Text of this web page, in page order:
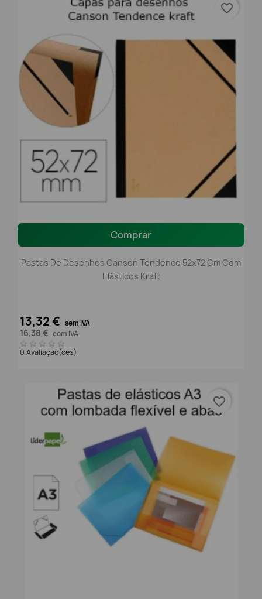
Comprar
Pastas De Desenhos Canson Tendence 52x72 Cm Com
Elásticos Kraft
13,32 € sem IVA
16,38 € com IVA
0 Avaliação(ões)
favorite_border
favorite_border